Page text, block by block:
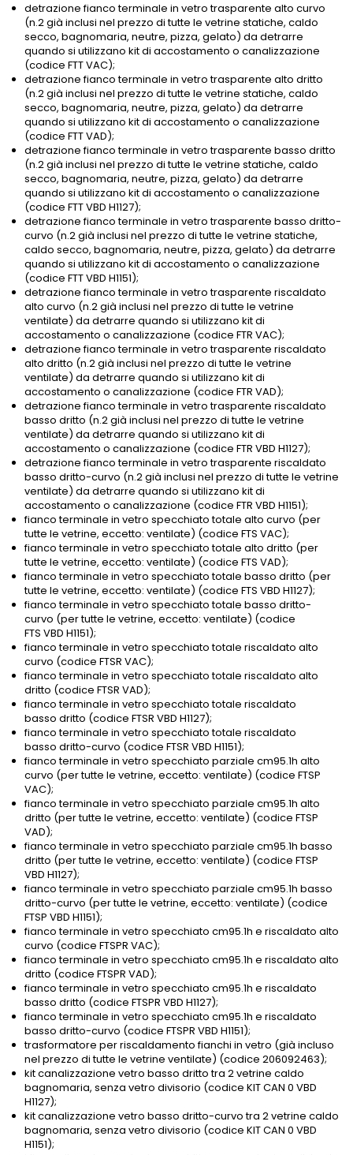
detrazione fianco terminale in vetro trasparente alto curvo
(n.2 già inclusi nel prezzo di tutte le vetrine statiche, caldo
secco, bagnomaria, neutre, pizza, gelato) da detrarre
quando si utilizzano kit di accostamento o canalizzazione
(codice FTT VAC);
detrazione fianco terminale in vetro trasparente alto dritto
(n.2 già inclusi nel prezzo di tutte le vetrine statiche, caldo
secco, bagnomaria, neutre, pizza, gelato) da detrarre
quando si utilizzano kit di accostamento o canalizzazione
(codice FTT VAD);
detrazione fianco terminale in vetro trasparente basso dritto
(n.2 già inclusi nel prezzo di tutte le vetrine statiche, caldo
secco, bagnomaria, neutre, pizza, gelato) da detrarre
quando si utilizzano kit di accostamento o canalizzazione
(codice FTT VBD H1127);
detrazione fianco terminale in vetro trasparente basso dritto-
curvo (n.2 già inclusi nel prezzo di tutte le vetrine statiche,
caldo secco, bagnomaria, neutre, pizza, gelato) da detrarre
quando si utilizzano kit di accostamento o canalizzazione
(codice FTT VBD H1151);
detrazione fianco terminale in vetro trasparente riscaldato
alto curvo (n.2 già inclusi nel prezzo di tutte le vetrine
ventilate) da detrarre quando si utilizzano kit di
accostamento o canalizzazione (codice FTR VAC);
detrazione fianco terminale in vetro trasparente riscaldato
alto dritto (n.2 già inclusi nel prezzo di tutte le vetrine
ventilate) da detrarre quando si utilizzano kit di
accostamento o canalizzazione (codice FTR VAD);
detrazione fianco terminale in vetro trasparente riscaldato
basso dritto (n.2 già inclusi nel prezzo di tutte le vetrine
ventilate) da detrarre quando si utilizzano kit di
accostamento o canalizzazione (codice FTR VBD H1127);
detrazione fianco terminale in vetro trasparente riscaldato
basso dritto-curvo (n.2 già inclusi nel prezzo di tutte le vetrine
ventilate) da detrarre quando si utilizzano kit di
accostamento o canalizzazione (codice FTR VBD H1151);
fianco terminale in vetro specchiato totale alto curvo (per
tutte le vetrine, eccetto: ventilate) (codice FTS VAC);
fianco terminale in vetro specchiato totale alto dritto (per
tutte le vetrine, eccetto: ventilate) (codice FTS VAD);
fianco terminale in vetro specchiato totale basso dritto (per
tutte le vetrine, eccetto: ventilate) (codice FTS VBD H1127);
fianco terminale in vetro specchiato totale basso dritto-
curvo (per tutte le vetrine, eccetto: ventilate) (codice
FTS VBD H1151);
fianco terminale in vetro specchiato totale riscaldato alto
curvo (codice FTSR VAC);
fianco terminale in vetro specchiato totale riscaldato alto
dritto (codice FTSR VAD);
fianco terminale in vetro specchiato totale riscaldato
basso dritto (codice FTSR VBD H1127);
fianco terminale in vetro specchiato totale riscaldato
basso dritto-curvo (codice FTSR VBD H1151);
fianco terminale in vetro specchiato parziale cm95.1h alto
curvo (per tutte le vetrine, eccetto: ventilate) (codice FTSP
VAC);
fianco terminale in vetro specchiato parziale cm95.1h alto
dritto (per tutte le vetrine, eccetto: ventilate) (codice FTSP
VAD);
fianco terminale in vetro specchiato parziale cm95.1h basso
dritto (per tutte le vetrine, eccetto: ventilate) (codice FTSP
VBD H1127);
fianco terminale in vetro specchiato parziale cm95.1h basso
dritto-curvo (per tutte le vetrine, eccetto: ventilate) (codice
FTSP VBD H1151);
fianco terminale in vetro specchiato cm95.1h e riscaldato alto
curvo (codice FTSPR VAC);
fianco terminale in vetro specchiato cm95.1h e riscaldato alto
dritto (codice FTSPR VAD);
fianco terminale in vetro specchiato cm95.1h e riscaldato
basso dritto (codice FTSPR VBD H1127);
fianco terminale in vetro specchiato cm95.1h e riscaldato
basso dritto-curvo (codice FTSPR VBD H1151);
trasformatore per riscaldamento fianchi in vetro (già incluso
nel prezzo di tutte le vetrine ventilate) (codice 206092463);
kit canalizzazione vetro basso dritto tra 2 vetrine caldo
bagnomaria, senza vetro divisorio (codice KIT CAN 0 VBD
H1127);
kit canalizzazione vetro basso dritto-curvo tra 2 vetrine caldo
bagnomaria, senza vetro divisorio (codice KIT CAN 0 VBD
H1151);